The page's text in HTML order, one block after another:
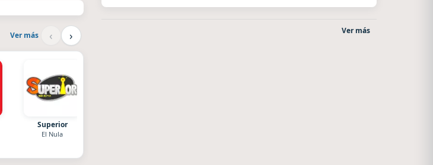
Ver más ‹ ›
Superior
El Nula
Ver más